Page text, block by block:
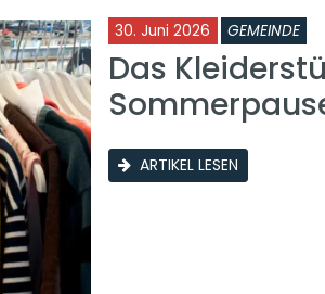
30. Juni 2026 GEMEINDE
Das
ARTIKEL LESEN